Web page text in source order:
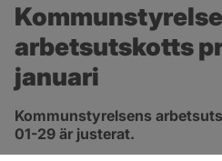
arbetsutskotts
januari
Kommunstyrelsens
01-29 är justerat.